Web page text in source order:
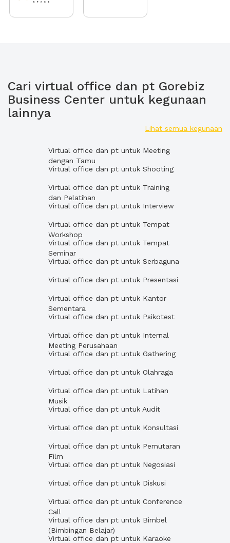
Cari virtual office dan pt Gorebiz
Business Center untuk kegunaan
lainnya
Lihat semua kegunaan
Virtual office dan pt untuk Meeting
dengan Tamu
Virtual office dan pt untuk Shooting
Virtual office dan pt untuk Training
dan Pelatihan
Virtual office dan pt untuk Interview
Virtual office dan pt untuk Tempat
Workshop
Virtual office dan pt untuk Tempat
Seminar
Virtual office dan pt untuk Serbaguna
Virtual office dan pt untuk Presentasi
Virtual office dan pt untuk Kantor
Sementara
Virtual office dan pt untuk Psikotest
Virtual office dan pt untuk Internal
Meeting Perusahaan
Virtual office dan pt untuk Gathering
Virtual office dan pt untuk Olahraga
Virtual office dan pt untuk Latihan
Musik
Virtual office dan pt untuk Audit
Virtual office dan pt untuk Konsultasi
Virtual office dan pt untuk Pemutaran
Film
Virtual office dan pt untuk Negosiasi
Virtual office dan pt untuk Diskusi
Virtual office dan pt untuk Conference
Call
Virtual office dan pt untuk Bimbel
(Bimbingan Belajar)
Virtual office dan pt untuk Karaoke